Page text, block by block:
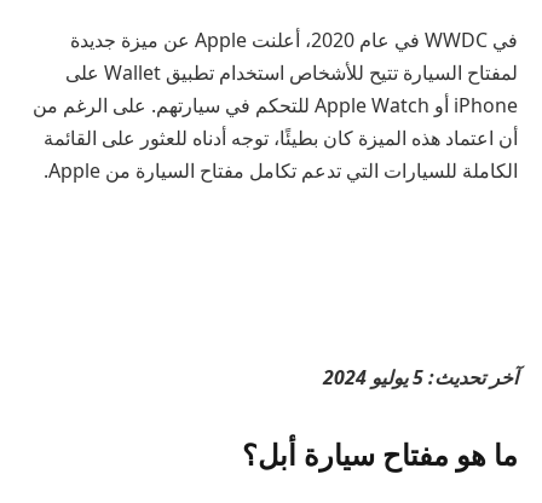
في WWDC في عام 2020، أعلنت Apple عن ميزة جديدة
لمفتاح السيارة تتيح للأشخاص استخدام تطبيق Wallet على
iPhone أو Apple Watch للتحكم في سيارتهم. على الرغم من
أن اعتماد هذه الميزة كان بطيئًا، توجه أدناه للعثور على القائمة
الكاملة للسيارات التي تدعم تكامل مفتاح السيارة من Apple.
آخر تحديث: 5 يوليو 2024
ما هو مفتاح سيارة أبل؟